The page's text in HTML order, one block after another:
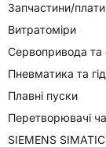
Запчастини/плати
Витратоміри
Сервопривода та
Пневматика та
Плавні пуски
Перетворювачі
SIEMENS SIMATIC